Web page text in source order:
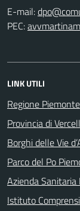
E-mail:
PEC:
LINK UTILI
Regione Piemonte
Provincia di
Borghi delle Vie
Parco del Po
Azienda
Istituto